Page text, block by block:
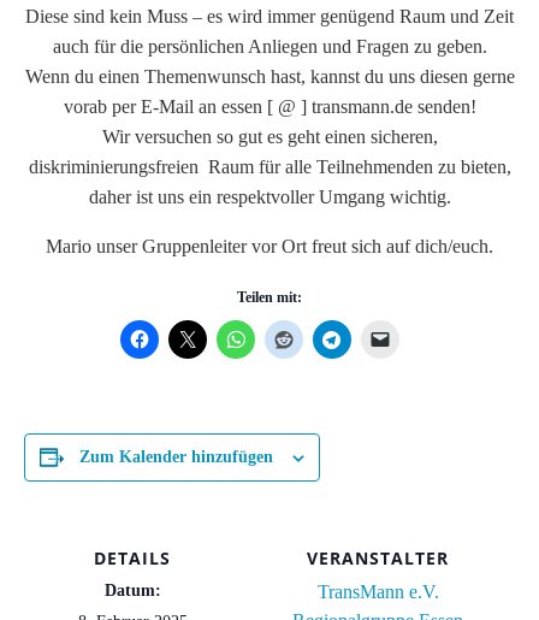
Diese sind kein Muss – es wird immer genügend Raum und Zeit
auch für die persönlichen Anliegen und Fragen zu geben.
Wenn du einen Themenwunsch hast, kannst du uns diesen gerne
vorab per E-Mail an essen [ @ ] transmann.de senden!
Wir versuchen so gut es geht einen sicheren,
diskriminierungsfreien Raum für alle Teilnehmenden zu bieten,
daher ist uns ein respektvoller Umgang wichtig.
Mario unser Gruppenleiter vor Ort freut sich auf dich/euch.
Teilen mit:
Zum Kalender hinzufügen
DETAILS
Datum:
VERANSTALTER
TransMann e.V.